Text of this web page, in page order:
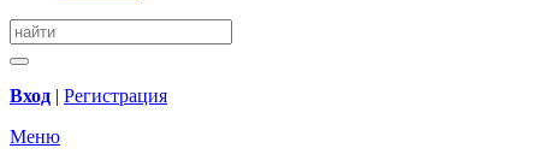
Вход | Регистрация
Меню